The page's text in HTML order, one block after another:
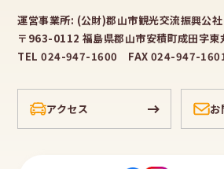
運営事業所: (公財)郡山市観光交流振興公社
〒963-0112 福島県郡山市安積町成田字東
TEL 024-947-1600 FAX 024-947-
アクセス お